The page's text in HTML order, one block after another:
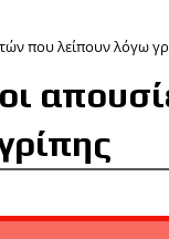
που λείπουν λόγω